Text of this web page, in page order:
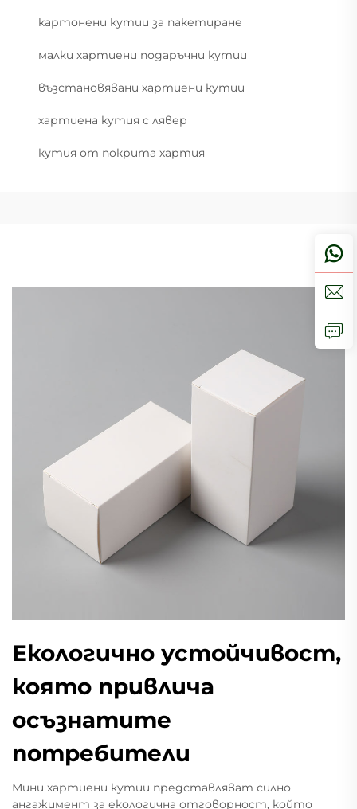
картонени кутии за пакетиране
малки хартиени подаръчни кутии
възстановявани хартиени кутии
хартиена кутия с лявер
кутия от покрита хартия
Екологично устойчивост,
която привлича
осъзнатите
потребители
Мини хартиени кутии представляват силно
ангажимент за екологична отговорност, който